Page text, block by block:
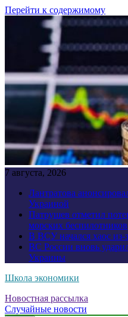
Перейти к содержимому
7 августа, 2026
Лантратова
Украиной
Патрушев отметил
морских беспилотников
В ВСУ начался хаос из-
ВС России вновь
Украины
Школа экономики
Новостная рассылка
Случайные новости